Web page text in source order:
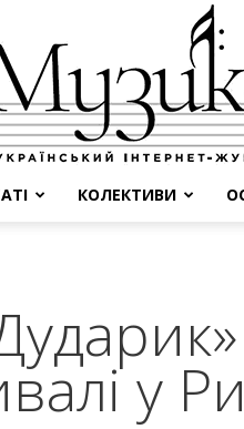
КОЛЕКТИВИ
у